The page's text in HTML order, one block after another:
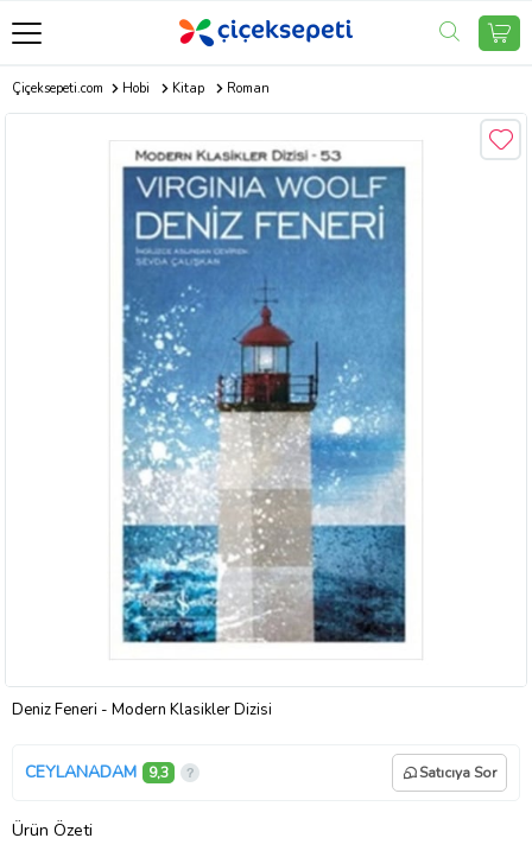
Çiçeksepeti.com Hobi Kitap Roman
Deniz Feneri - Modern Klasikler Dizisi
CEYLANADAM 9,3 Satıcıya Sor
Ürün Özeti